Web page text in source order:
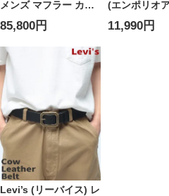
メンズ マフラー カシ
ミヤ100％ フリンジ
サングル
HERH259151S
85,800円
(エンポリオ
ニ) メンズ シ
ンツ ロゴ ウ
11,990円
Levi’s (リーバイス) レ